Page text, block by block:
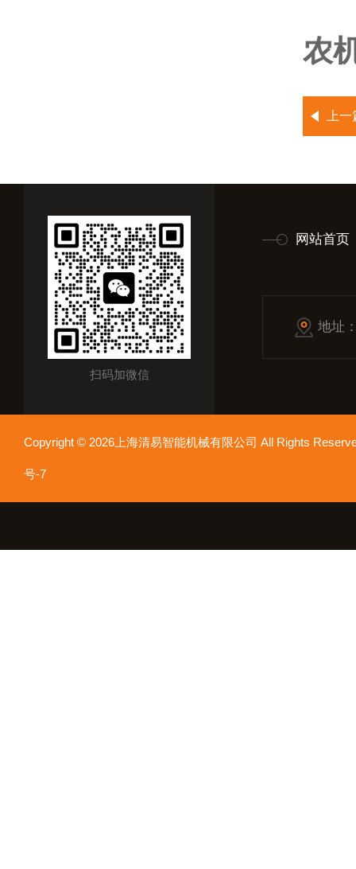
农
上
扫码加微信
网站首页
地址
Copyright © 2026上海清易智能机械有限公司 All Rights
号-7